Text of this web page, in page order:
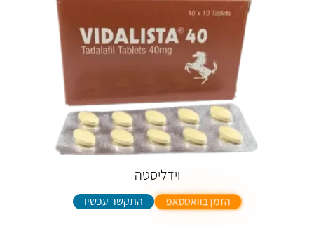
וידליסטה
הזמן בוואטסאפ התקשר עכשיו